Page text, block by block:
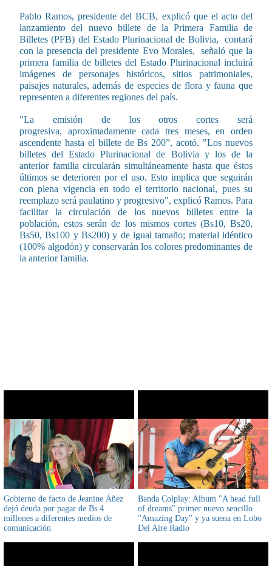
Pablo Ramos, presidente del BCB, explicó que el acto del
lanzamiento del nuevo billete de la Primera Familia de
Billetes (PFB) del Estado Plurinacional de Bolivia, contará
con la presencia del presidente Evo Morales, señaló que la
primera familia de billetes del Estado Plurinacional incluirá
imágenes de personajes históricos, sitios patrimoniales,
paisajes naturales, además de especies de flora y fauna que
representen a diferentes regiones del país.
"La emisión de los otros cortes será
progresiva, aproximadamente cada tres meses, en orden
ascendente hasta el billete de Bs 200”, acotó. "Los nuevos
billetes del Estado Plurinacional de Bolivia y los de la
anterior familia circularán simultáneamente hasta que éstos
últimos se deterioren por el uso. Esto implica que seguirán
con plena vigencia en todo el territorio nacional, pues su
reemplazo será paulatino y progresivo", explicó Ramos. Para
facilitar la circulación de los nuevos billetes entre la
población, estos serán de los mismos cortes (Bs10, Bs20,
Bs50, Bs100 y Bs200) y de igual tamaño; material idéntico
(100% algodón) y conservarán los colores predominantes de
la anterior familia.
Gobierno de facto de Jeanine Áñez
dejó deuda por pagar de Bs 4
millones a diferentes medios de
comunicación
Banda Colplay: Album "A head full
of dreams" primer nuevo sencillo
"Amazing Day" y ya suena en Lobo
Del Aire Radio